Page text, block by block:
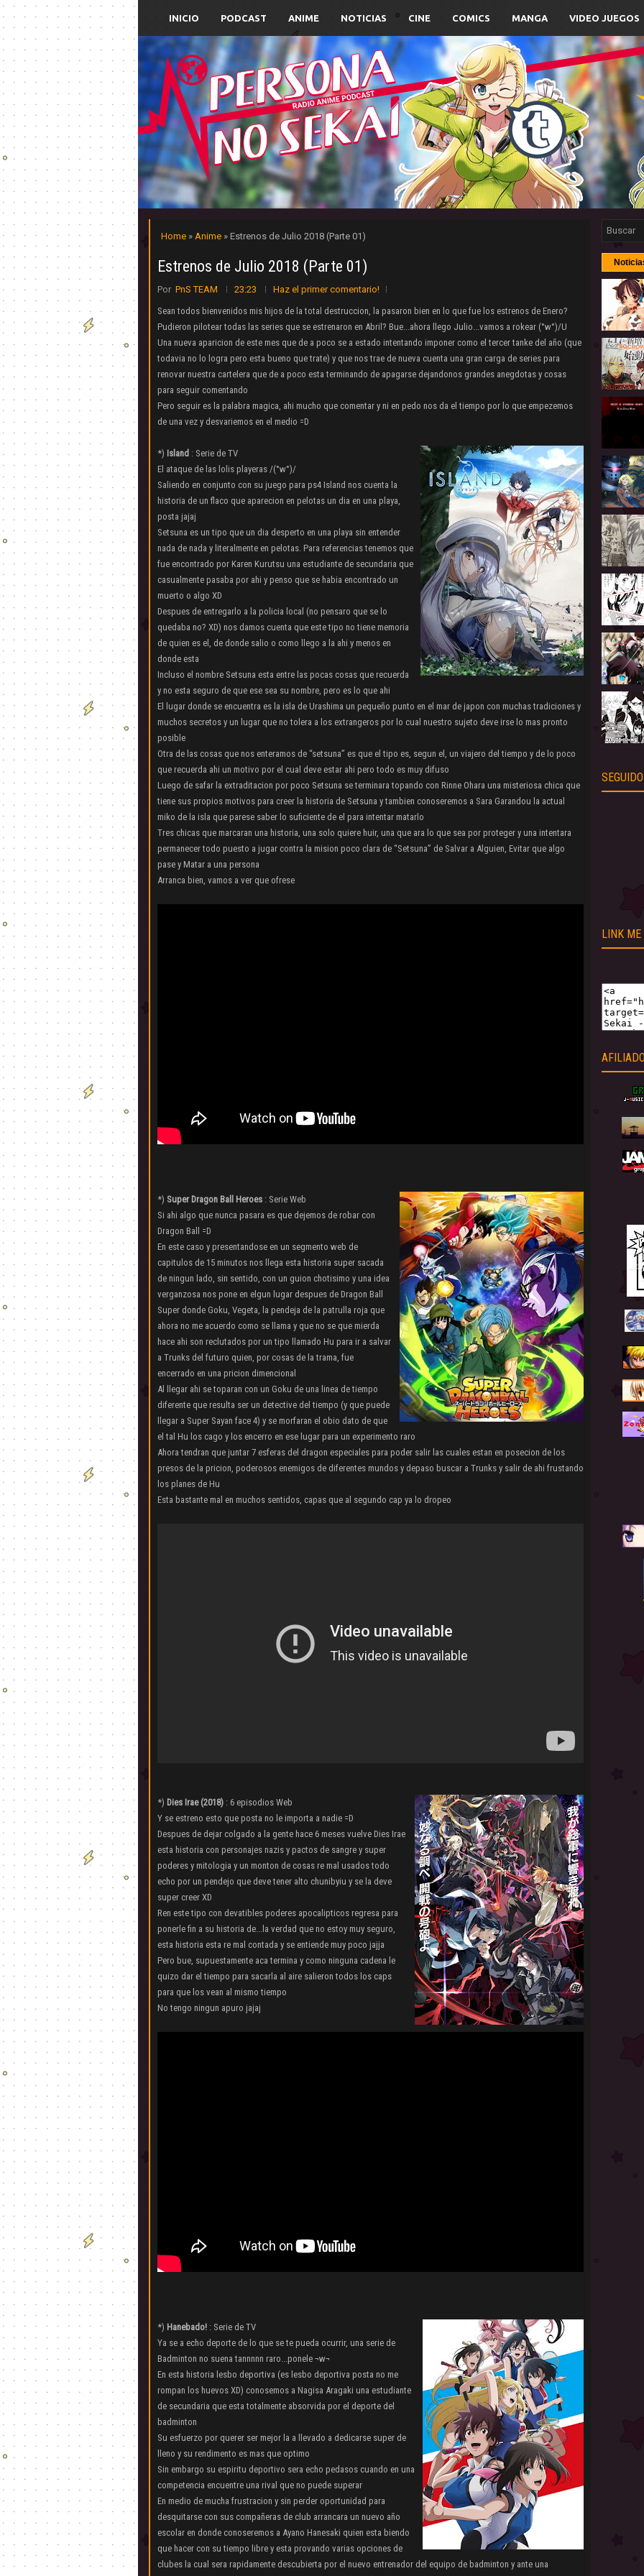
INICIO PODCAST ANIME NOTICIAS CINE COMICS MANGA VIDEO JUEGOS
Home » Anime » Estrenos de Julio 2018 (Parte 01)
Estrenos de Julio 2018 (Parte 01)
Por PnS TEAM 23:23
Haz el primer comentario!
Sean todos bienvenidos mis hijos de la total destruccion, la pasaron bien en lo que fue los estrenos de Enero?
Pudieron pilotear todas las series que se estrenaron en Abril? Bue...ahora llego Julio...vamos a rokear (°w°)/U
Una nueva aparicion de este mes que de a poco se a estado intentando imponer como el tercer tanke del año (que
todavia no lo logra pero esta bueno que trate) y que nos trae de nueva cuenta una gran carga de series para
renovar nuestra cartelera que de a poco esta terminando de apagarse dejandonos grandes anegdotas y cosas
para seguir comentando
Pero seguir es la palabra magica, ahi mucho que comentar y ni en pedo nos da el tiempo por lo que empezemos
de una vez y desvariemos en el medio =D
*) Island : Serie de TV
El ataque de las lolis playeras /(°w°)/
Saliendo en conjunto con su juego para ps4 Island nos cuenta la
historia de un flaco que aparecion en pelotas un dia en una playa,
posta jajaj
Setsuna es un tipo que un dia desperto en una playa sin entender
nada de nada y literalmente en pelotas. Para referencias tenemos que
fue encontrado por Karen Kurutsu una estudiante de secundaria que
casualmente pasaba por ahi y penso que se habia encontrado un
muerto o algo XD
Despues de entregarlo a la policia local (no pensaro que se lo
quedaba no? XD) nos damos cuenta que este tipo no tiene memoria
de quien es el, de donde salio o como llego a la ahi y menos en
donde esta
Incluso el nombre Setsuna esta entre las pocas cosas que recuerda
y no esta seguro de que ese sea su nombre, pero es lo que ahi
El lugar donde se encuentra es la isla de Urashima un pequeño punto en el mar de japon con muchas tradiciones y
muchos secretos y un lugar que no tolera a los extrangeros por lo cual nuestro sujeto deve irse lo mas pronto
posible
Otra de las cosas que nos enteramos de “setsuna” es que el tipo es, segun el, un viajero del tiempo y de lo poco
que recuerda ahi un motivo por el cual deve estar ahi pero todo es muy difuso
Luego de safar la extraditacion por poco Setsuna se terminara topando con Rinne Ohara una misteriosa chica que
tiene sus propios motivos para creer la historia de Setsuna y tambien conoseremos a Sara Garandou la actual
miko de la isla que parese saber lo suficiente de el para intentar matarlo
Tres chicas que marcaran una historia, una solo quiere huir, una que ara lo que sea por proteger y una intentara
permanecer todo puesto a jugar contra la mision poco clara de “Setsuna” de Salvar a Alguien, Evitar que algo
pase y Matar a una persona
Arranca bien, vamos a ver que ofrese
*) Super Dragon Ball Heroes : Serie Web
Si ahi algo que nunca pasara es que dejemos de robar con
Dragon Ball =D
En este caso y presentandose en un segmento web de
capitulos de 15 minutos nos llega esta historia super sacada
de ningun lado, sin sentido, con un guion chotisimo y una idea
verganzosa nos pone en elgun lugar despues de Dragon Ball
Super donde Goku, Vegeta, la pendeja de la patrulla roja que
ahora no me acuerdo como se llama y que no se que mierda
hace ahi son reclutados por un tipo llamado Hu para ir a salvar
a Trunks del futuro quien, por cosas de la trama, fue
encerrado en una pricion dimencional
Al llegar ahi se toparan con un Goku de una linea de tiempo
diferente que resulta ser un detective del tiempo (y que puede
llegar a Super Sayan face 4) y se morfaran el obio dato de que
el tal Hu los cago y los encerro en ese lugar para un experimento raro
Ahora tendran que juntar 7 esferas del dragon especiales para poder salir las cuales estan en posecion de los
presos de la pricion, poderosos enemigos de diferentes mundos y depaso buscar a Trunks y salir de ahi frustando
los planes de Hu
Esta bastante mal en muchos sentidos, capas que al segundo cap ya lo dropeo
*) Dies Irae (2018) : 6 episodios Web
Y se estreno esto que posta no le importa a nadie =D
Despues de dejar colgado a la gente hace 6 meses vuelve Dies Irae
esta historia con personajes nazis y pactos de sangre y super
poderes y mitologia y un monton de cosas re mal usados todo
echo por un pendejo que deve tener alto chunibyiu y se la deve
super creer XD
Ren este tipo con devatibles poderes apocalipticos regresa para
ponerle fin a su historia de...la verdad que no estoy muy seguro,
esta historia esta re mal contada y se entiende muy poco jajja
Pero bue, supuestamente aca termina y como ninguna cadena le
quizo dar el tiempo para sacarla al aire salieron todos los caps
para que los vean al mismo tiempo
No tengo ningun apuro jajaj
*) Hanebado! : Serie de TV
Ya se a echo deporte de lo que se te pueda ocurrir, una serie de
Badminton no suena tannnnn raro...ponele ¬w¬
En esta historia lesbo deportiva (es lesbo deportiva posta no me
rompan los huevos XD) conosemos a Nagisa Aragaki una estudiante
de secundaria que esta totalmente absorvida por el deporte del
badminton
Su esfuerzo por querer ser mejor la a llevado a dedicarse super de
lleno y su rendimento es mas que optimo
Sin embargo su espiritu deportivo sera echo pedasos cuando en una
competencia encuentre una rival que no puede superar
En medio de mucha frustracion y sin perder oportunidad para
desquitarse con sus compañeras de club arrancara un nuevo año
escolar en donde conoseremos a Ayano Hanesaki quien esta biendo
que hacer con su tiempo libre y esta provando varias opciones de
clubes la cual sera rapidamente descubierta por el nuevo entrenador del equipo de badminton y ante una
LINK ME